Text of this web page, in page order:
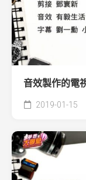
音效製作的電
2019-01-15